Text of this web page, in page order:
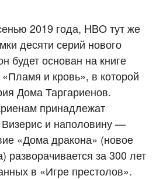
2019 года, HBO тут же
десяти серий нового
будет основан на книге
и кровь», в которой
Дома Таргариенов.
принадлежат
и наполовину —
«Дома дракона» (новое
разворачивается за 300 лет
в «Игре престолов».